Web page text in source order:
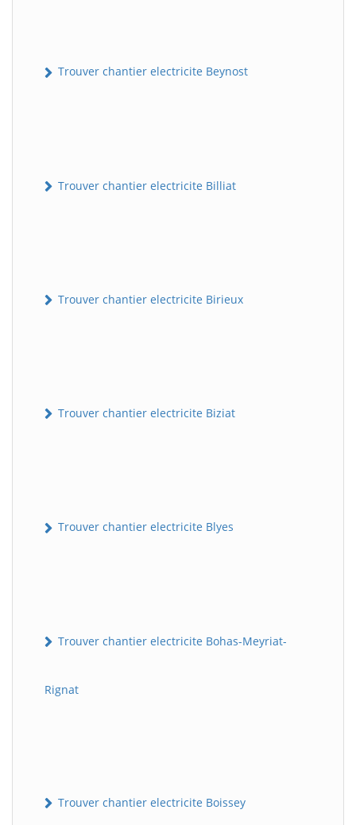
Trouver chantier electricite Beynost
Trouver chantier electricite Billiat
Trouver chantier electricite Birieux
Trouver chantier electricite Biziat
Trouver chantier electricite Blyes
Trouver chantier electricite Bohas-Meyriat-
Rignat
Trouver chantier electricite Boissey